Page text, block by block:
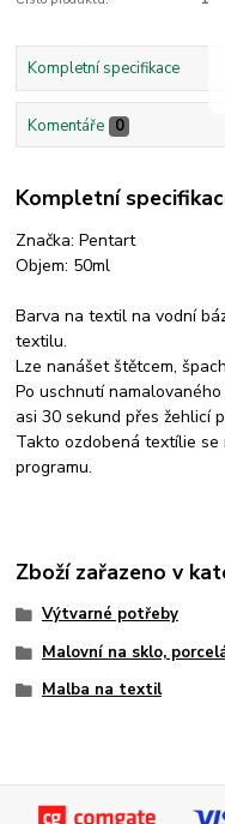
Kompletní specifikace
Komentáře 0
Kompletní
Značka: Pentart
Objem: 50ml
Barva na textil na vodní
textilu.
Lze nanášet štětcem,
Po uschnutí
asi 30 sekund přes žehlicí
Takto ozdobená textílie se
programu.
Zboží zařazeno v
Výtvarné potřeby
Malovní na sklo,
Malba na textil